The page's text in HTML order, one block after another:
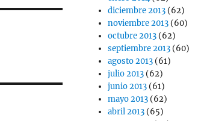
diciembre 2013 (62)
noviembre 2013 (60)
octubre 2013 (62)
septiembre 2013 (60)
agosto 2013 (61)
julio 2013 (62)
junio 2013 (61)
mayo 2013 (62)
abril 2013 (65)